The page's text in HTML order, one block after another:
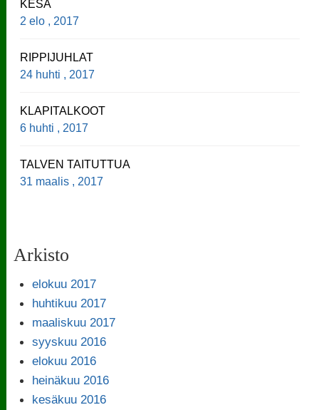
KESÄ
2 elo , 2017
RIPPIJUHLAT
24 huhti , 2017
KLAPITALKOOT
6 huhti , 2017
TALVEN TAITUTTUA
31 maalis , 2017
Arkisto
elokuu 2017
huhtikuu 2017
maaliskuu 2017
syyskuu 2016
elokuu 2016
heinäkuu 2016
kesäkuu 2016